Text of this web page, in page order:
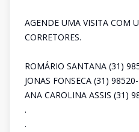
AGENDE UMA VISITA COM
CORRETORES.
ROMÁRIO SANTANA (31)
JONAS FONSECA (31)
ANA CAROLINA ASSIS (31)
.
.